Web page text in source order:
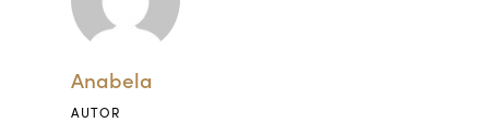
Anabela
AUTOR